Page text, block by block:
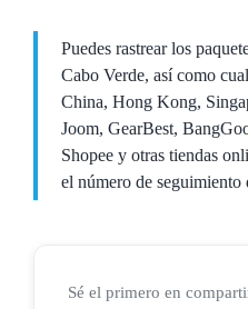
Puedes rastrear los
Cabo Verde, así como
China, Hong Kong,
Joom, GearBest,
Shopee y otras tiendas
el número de seguimiento
Sé el primero en